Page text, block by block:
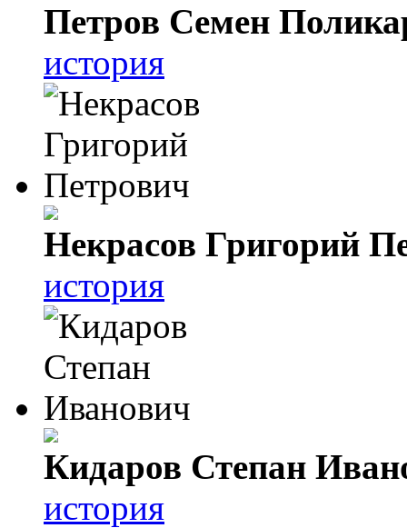
Петров Семен
история
Некрасов Григорий
история
Кидаров Степан
история